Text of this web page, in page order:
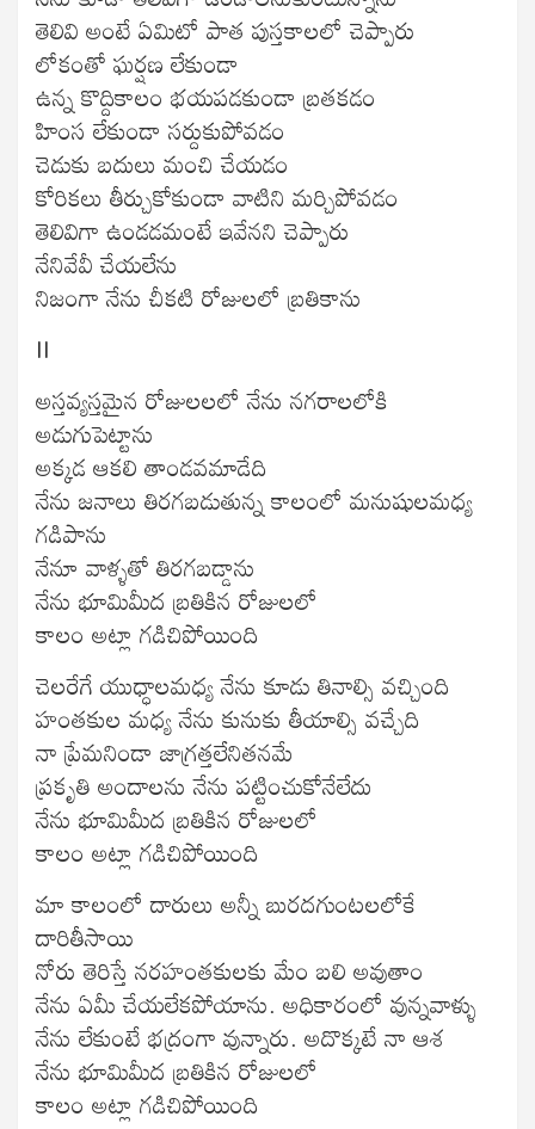
తెలివి అంటే ఏమిటో పాత పుస్తకాలలో చెప్పారు
లోకంతో ఘర్షణ లేకుండా
ఉన్న కొద్దికాలం భయపడకుండా బ్రతకడం
హింస లేకుండా సర్దుకుపోవడం
చెడుకు బదులు మంచి చేయడం
కోరికలు తీర్చుకోకుండా వాటిని మర్చిపోవడం
తెలివిగా ఉండడమంటే ఇవేనని చెప్పారు
నేనివేవీ చేయలేను
నిజంగా నేను చీకటి రోజులలో బ్రతికాను
II
అస్తవ్యస్తమైన రోజులలలో నేను నగరాలలోకి
అడుగుపెట్టాను
అక్కడ ఆకలి తాండవమాడేది
నేను జనాలు తిరగబడుతున్న కాలంలో మనుషులమధ్య
గడిపాను
నేనూ వాళ్ళతో తిరగబడ్డాను
నేను భూమిమీద బ్రతికిన రోజులలో
కాలం అట్లా గడిచిపోయింది
చెలరేగే యుధ్ధాలమధ్య నేను కూడు తినాల్సి వచ్చింది
హంతకుల మధ్య నేను కునుకు తీయాల్సి వచ్చేది
నా ప్రేమనిండా జాగ్రత్తలేనితనమే
ప్రకృతి అందాలను నేను పట్టించుకోనేలేదు
నేను భూమిమీద బ్రతికిన రోజులలో
కాలం అట్లా గడిచిపోయింది
మా కాలంలో దారులు అన్నీ బురదగుంటలలోకే
దారితీసాయి
నోరు తెరిస్తే నరహంతకులకు మేం బలి అవుతాం
నేను ఏమీ చేయలేకపోయాను. అధికారంలో వున్నవాళ్ళు
నేను లేకుంటే భద్రంగా వున్నారు. అదొక్కటే నా ఆశ
నేను భూమిమీద బ్రతికిన రోజులలో
కాలం అట్లా గడిచిపోయింది